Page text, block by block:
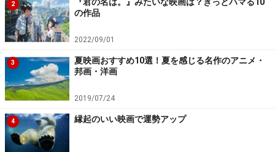
2
『君の名は。』みたいな映画は？きっとハマる10
の作品
2022/09/01
3
夏映画おすすめ10選！夏を感じる名作のアニメ・
邦画・洋画
2019/07/24
4 縁起のいい映画で運勢アップ